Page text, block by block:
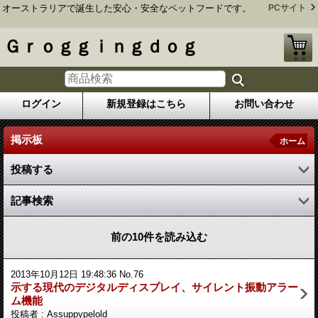
オーストラリアで誕生した安心・安全なペットフードです。 PCサイト
Ｇｒｏｇｇｉｎｇｄｏｇ
ログイン 新規登録はこちら お問い合わせ
掲示板 ホーム
投稿する
記事検索
前の10件を読み込む
2013年10月12日 19:48:36 No.76
示する現代のデジタルディスプレイ、サイレント振動アラー
ム機能
投稿者 : Assuppypelold